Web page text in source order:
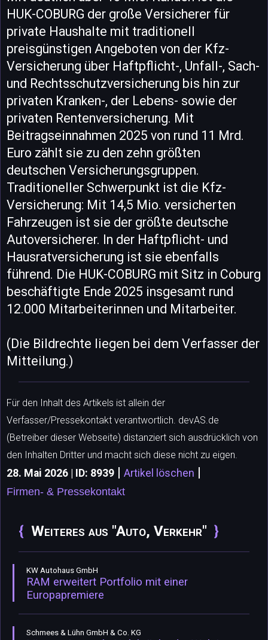
HUK-COBURG der große Versicherer für
private Haushalte mit traditionell
preisgünstigen Angeboten von der Kfz-
Versicherung über Haftpflicht-, Unfall-, Sach-
und Rechtsschutzversicherung bis hin zur
privaten Kranken-, der Lebens- sowie der
privaten Rentenversicherung. Mit
Beitragseinnahmen 2025 von rund 11 Mrd.
Euro zählt sie zu den zehn größten
deutschen Versicherungsgruppen.
Traditioneller Schwerpunkt ist die Kfz-
Versicherung: Mit 14,5 Mio. versicherten
Fahrzeugen ist sie der größte deutsche
Autoversicherer. In der Haftpflicht- und
Hausratversicherung ist sie ebenfalls
führend. Die HUK-COBURG mit Sitz in Coburg
beschäftigte Ende 2025 insgesamt rund
12.000 Mitarbeiterinnen und Mitarbeiter.
(Die Bildrechte liegen bei dem Verfasser der
Mitteilung.)
Für den Inhalt des Artikels ist allein der
Verfasser/Pressekontakt verantwortlich. devAS.de
(Betreiber dieser Webseite) distanziert sich ausdrücklich von
den Inhalten Dritter und macht sich diese nicht zu eigen.
28. Mai 2026 | ID: 8939 | Artikel löschen |
Firmen- & Pressekontakt
Weiteres aus "Auto, Verkehr"
KW Autohaus GmbH
RAM erweitert Portfolio mit einer
Europapremiere
Schmees & Lühn GmbH & Co. KG